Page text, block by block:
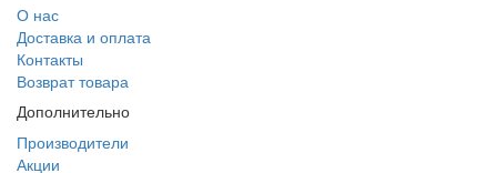
О нас
Доставка и оплата
Контакты
Возврат товара
Дополнительно
Производители
Акции